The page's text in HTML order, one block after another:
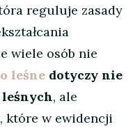
reguluje zasady
wiele osób nie
leśne dotyczy nie
, ale
które w ewidencji